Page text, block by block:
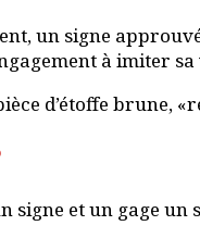
un signe
à imiter sa
d’étoffe brune,
signe et un gage